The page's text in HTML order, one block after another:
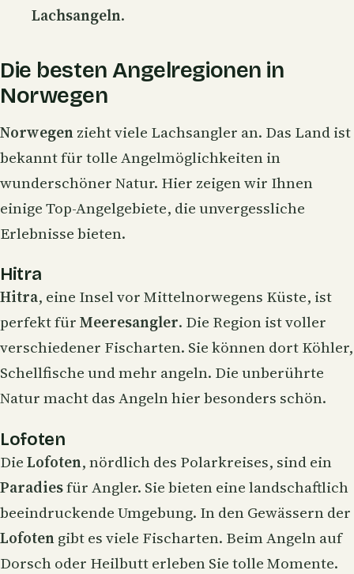
Lachsangeln.
Die besten Angelregionen in
Norwegen
Norwegenzieht viele Lachsangler an. Das Land ist
bekannt für tolle Angelmöglichkeiten in
wunderschöner Natur. Hier zeigen wir Ihnen
einige Top-Angelgebiete, die unvergessliche
Erlebnisse bieten.
Hitra
Hitra, eine Insel vor Mittelnorwegens Küste, ist
perfekt fürMeeresangler. Die Region ist voller
verschiedener Fischarten. Sie können dort Köhler,
Schellfische und mehr angeln. Die unberührte
Natur macht das Angeln hier besonders schön.
Lofoten
DieLofoten, nördlich des Polarkreises, sind ein
Paradiesfür Angler. Sie bieten eine landschaftlich
beeindruckende Umgebung. In den Gewässern der
Lofotengibt es viele Fischarten. Beim Angeln auf
Dorsch oder Heilbutterleben Sie tolle Momente.